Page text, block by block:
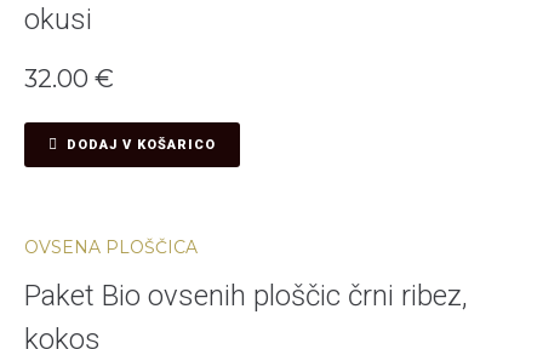
okusi
32.00 €
DODAJ V KOŠARICO
OVSENA PLOŠČICA
Paket Bio ovsenih ploščic črni ribez,
kokos